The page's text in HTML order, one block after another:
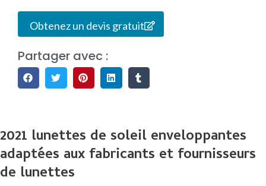
Obtenez un devis gratuit
Partager avec :
2021 lunettes de soleil enveloppantes
adaptées aux fabricants et fournisseurs
de lunettes